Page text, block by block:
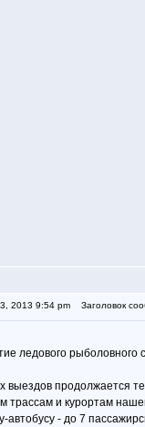
2013 9:54 pm Заголовок
ледового
продолжается
и курортам
автобусу - до 7